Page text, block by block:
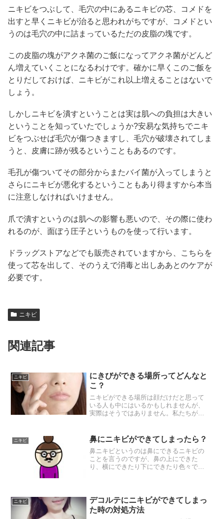
ニキビをつぶして、毛穴の中にあるニキビの芯、コメドを
出すと早くニキビが治ると思われがちですが、コメドとい
うのは毛穴の中に詰まっているただの皮脂の塊です。
この皮脂の塊がアクネ菌のご飯になってアクネ菌がどんど
ん増えていくことになるわけです。確かに早くこのご飯を
とりだしておけば、ニキビがこれ以上増えることはないで
しょう。
しかしニキビを潰すということは実は肌への負担は大きい
ということを知っていたでしょうか?安易な気持ちでニキ
ビをつぶせば毛穴が傷つきますし、毛穴が破壊されてしま
うと、皮膚に跡が残るということもあるのです。
毛孔が傷ついてその部分からまたバイ菌が入ってしまうと
さらにニキビが悪化するということもあり得ますから本当
に注意しなければいけません。
爪で潰すというのは肌への影響も悪いので、その際に使わ
れるのが、面ぼう圧子というものを使って行います。
ドラッグストアなどでも販売されていますから、こちらを
使って芯を出して、そのうえで消毒と出しああとのケアが
必要です。
ニキビ
関連記事
ニキビ
にきびができる場所ってどんなと
こ？
ニキビができる場所は顔だけだと思って
いる人も中にはいるかもしれませんが、
実際はそうではありません。私たちがニ
違いというのは何の違いなのかという
と、たとえば生活習慣であっ...
ニキビ 鼻にニキビができてしまったら？
鼻ニキビというのは鼻にできるニキビの
ことを言うのですが、鼻の上にできた
り、横にできたり下にできたり色々で
まうニキビの場合には塗り薬を...
ニキビ
デコルテにニキビができてしまっ
た時の対処方法